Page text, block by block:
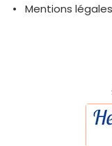
Mentions légales